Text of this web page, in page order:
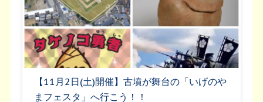
【11月2日(土)開催】古墳が舞台の「いげのや
まフェスタ」へ行こう！！